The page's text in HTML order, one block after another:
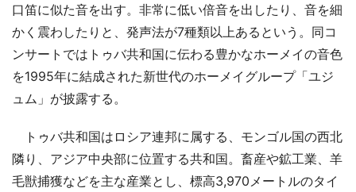
口笛に似た音を出す。非常に低い倍音を出したり、音を細
かく震わしたりと、発声法が7種類以上あるという。同コ
ンサートではトゥバ共和国に伝わる豊かなホーメイの音色
を1995年に結成された新世代のホーメイグループ「ユジ
ュム」が披露する。
トゥバ共和国はロシア連邦に属する、モンゴル国の西北
隣り、アジア中央部に位置する共和国。畜産や鉱工業、羊
毛獣捕獲などを主な産業とし、標高3,970メートルのタイ